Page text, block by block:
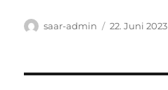
Autor
saar-admin
Veröffentlicht
22. Juni 2023